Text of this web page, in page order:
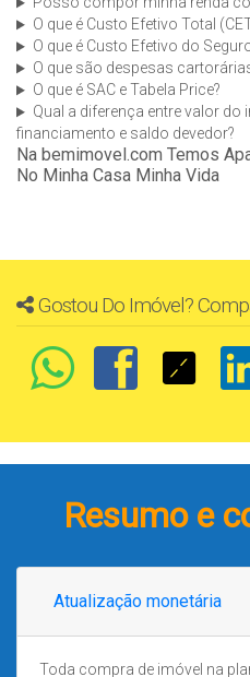
O que é Custo Efetivo Total
O que é Custo Efetivo do
O que são despesas
O que é SAC e Tabela Price?
Qual a diferença entre valor do
financiamento e saldo devedor?
Na bemimovel.com Temos
No Minha Casa Minha Vida
Gostou Do Imóvel?
Resumo e
Atualização monetária
Toda compra de imóvel na